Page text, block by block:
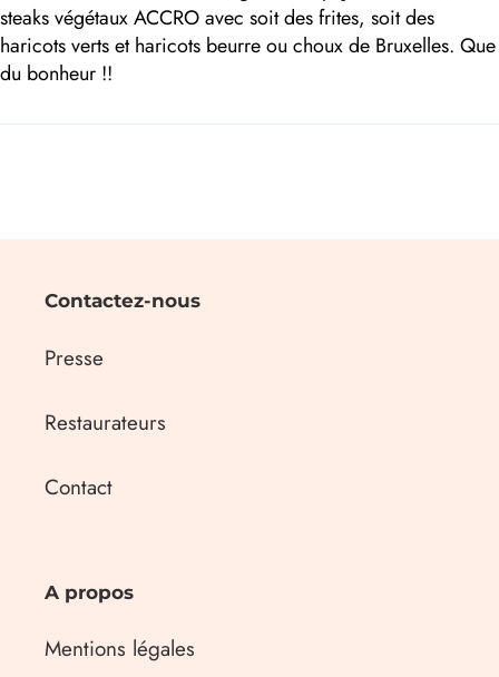
steaks végétaux ACCRO avec soit des frites, soit des
haricots verts et haricots beurre ou choux de Bruxelles. Que
du bonheur !!
Contactez-nous
Presse
Restaurateurs
Contact
A propos
Mentions légales